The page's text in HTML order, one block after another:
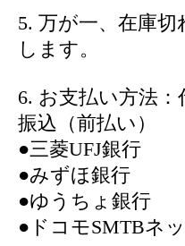
5. 万が一、在庫
します。
6. お支払い方法
振込（前払い）
●三菱UFJ銀行
●みずほ銀行
●ゆうちょ銀行
●ドコモSMTBネ